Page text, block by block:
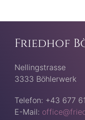
Friedhof
Nellingstrasse
3333 Böhlerwerk
Telefon: +43 677
E-Mail: